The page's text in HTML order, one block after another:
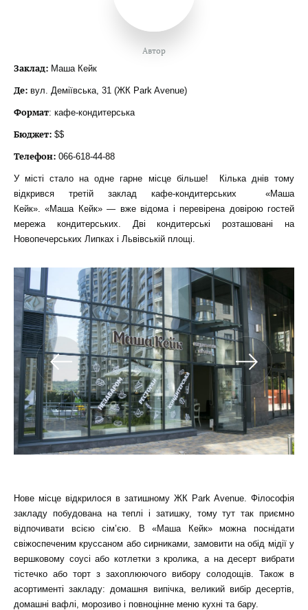
Автор
Заклад: Маша Кейк
Де: вул. Деміївська, 31 (ЖК Park Avenue)
Формат: кафе-кондитерська
Бюджет: $$
Телефон: 066-618-44-88
У місті стало на одне гарне місце більше! Кілька днів тому
відкрився третій заклад кафе-кондитерських «Маша
Кейк». «Маша Кейк» — вже відома і перевірена довірою гостей
мережа кондитерських. Дві кондитерські розташовані на
Новопечерських Липках і Львівській площі.
Нове місце відкрилося в затишному ЖК Park Avenue. Філософія
закладу побудована на теплі і затишку, тому тут так приємно
відпочивати всією сім’єю. В «Маша Кейк» можна поснідати
свіжоспеченим круссаном або сирниками, замовити на обід мідії у
вершковому соусі або котлетки з кролика, а на десерт вибрати
тістечко або торт з захоплюючого вибору солодощів. Також в
асортименті закладу: домашня випічка, великий вибір десертів,
домашні вафлі, морозиво і повноцінне меню кухні та бару.